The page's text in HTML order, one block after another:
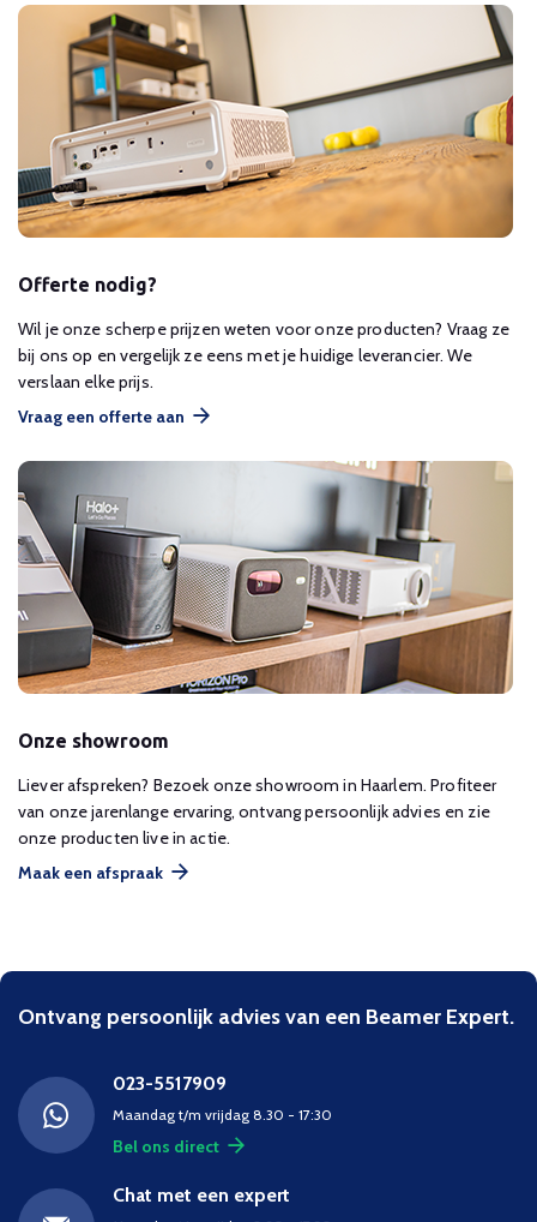
Offerte nodig?
Wil je onze scherpe prijzen weten voor onze producten? Vraag ze
bij ons op en vergelijk ze eens met je huidige leverancier. We
verslaan elke prijs.
Vraag een offerte aan
Onze showroom
Liever afspreken? Bezoek onze showroom in Haarlem. Profiteer
van onze jarenlange ervaring, ontvang persoonlijk advies en zie
onze producten live in actie.
Maak een afspraak
Ontvang persoonlijk advies van een Beamer Expert.
023-5517909
Maandag t/m vrijdag 8.30 - 17:30
Bel ons direct
Chat met een expert